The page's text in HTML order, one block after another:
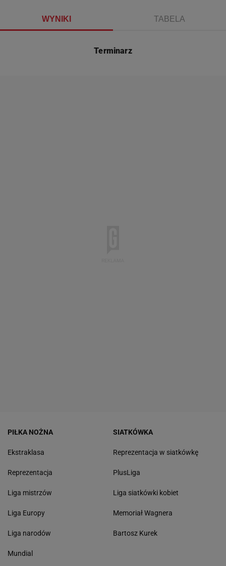
WYNIKI TABELA
Terminarz
PIŁKA NOŻNA
Ekstraklasa
Reprezentacja
Liga mistrzów
Liga Europy
Liga narodów
Mundial
SIATKÓWKA
Reprezentacja w siatkówkę
PlusLiga
Liga siatkówki kobiet
Memoriał Wagnera
Bartosz Kurek